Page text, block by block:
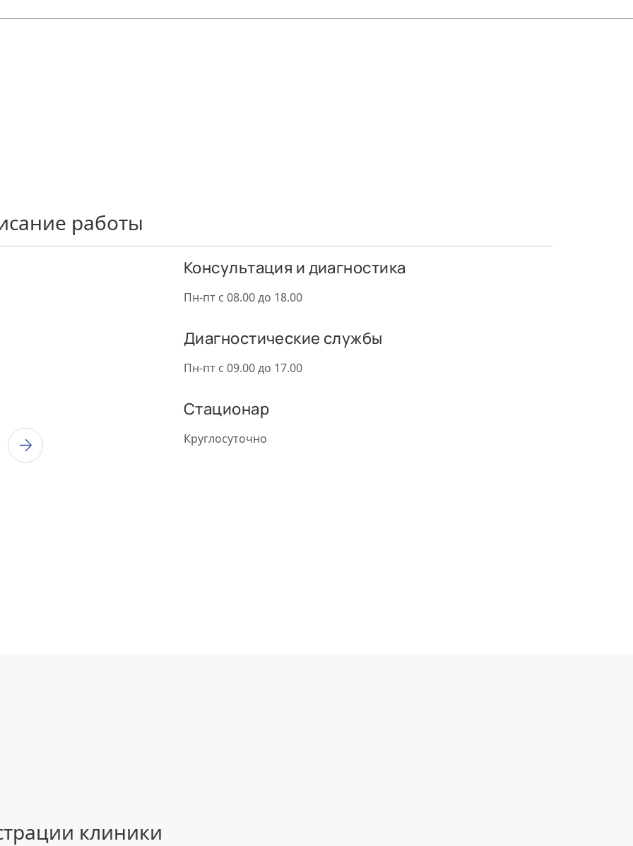
работы
Консультация и диагностика
Пн-пт с 08.00 до 18.00
Диагностические службы
Пн-пт с 09.00 до 17.00
Стационар
Круглосуточно
клиники